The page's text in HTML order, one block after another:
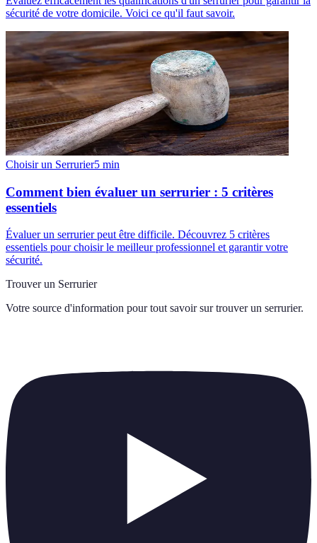
sécurité de votre domicile. Voici ce qu'il faut savoir.
Choisir un Serrurier5 min
Comment bien évaluer un serrurier : 5 critères
essentiels
Évaluer un serrurier peut être difficile. Découvrez 5 critères
essentiels pour choisir le meilleur professionnel et garantir votre
sécurité.
Trouver un Serrurier
Votre source d'information pour tout savoir sur trouver un serrurier.